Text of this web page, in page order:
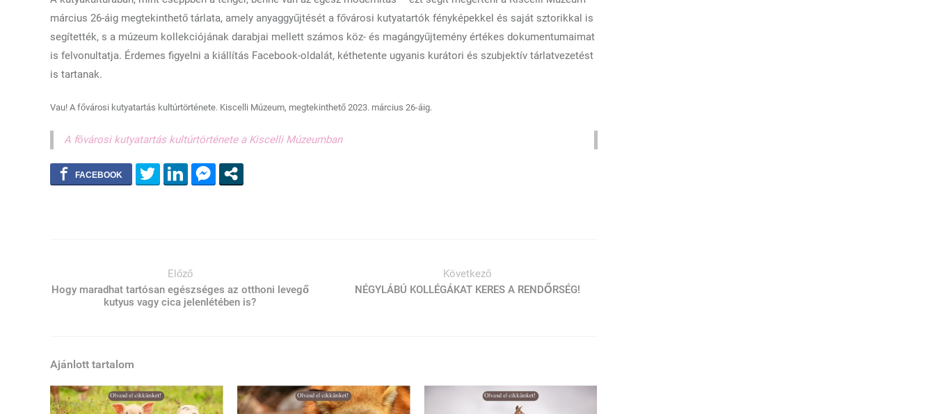
március 26-áig megtekinthető tárlata, amely anyaggyűjtését a fővárosi kutyatartók fényképekkel és saját sztorikkal is
segítették, s a múzeum kollekciójának darabjai mellett számos köz- és magángyűjtemény értékes dokumentumaimat
is felvonultatja. Érdemes figyelni a kiállítás Facebook-oldalát, kéthetente ugyanis kurátori és szubjektív tárlatvezetést
is tartanak.
Vau! A fővárosi kutyatartás kultúrtörténete. Kiscelli Múzeum, megtekinthető 2023. március 26-áig.
A fővárosi kutyatartás kultúrtörténete a Kiscelli Múzeumban
Előző
Hogy maradhat tartósan egészséges az otthoni levegő
kutyus vagy cica jelenlétében is?
Következő
NÉGYLÁBÚ KOLLÉGÁKAT KERES A RENDŐRSÉG!
Ajánlott tartalom